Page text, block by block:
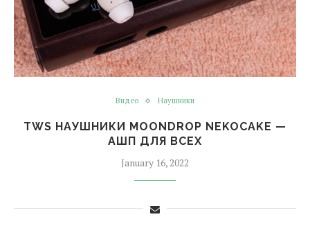
Видео Наушники
TWS НАУШНИКИ MOONDROP NEKOCAKE —
АШП ДЛЯ ВСЕХ
January 16, 2022